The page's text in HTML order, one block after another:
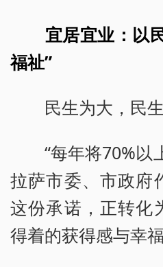
宜居宜业：以
福祉”
民生为大，民生
“每年将70%以
拉萨市委、市政府
这份承诺，正转化
得着的获得感与幸福